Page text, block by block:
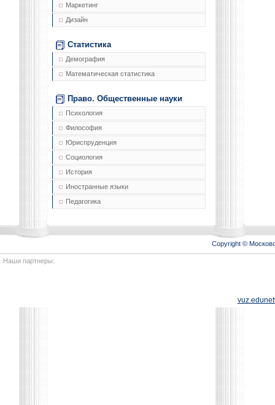
Маркетинг
Дизайн
Статистика
Демография
Математическая статистика
Право. Общественные науки
Психология
Философия
Юриспруденция
Социология
История
Иностранные языки
Педагогика
Copyright ©
Наши партнеры: